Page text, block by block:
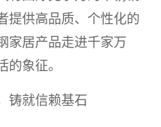
提供高品质、个性化的
家居产品走进千家万
的象征。
铸就信赖基石